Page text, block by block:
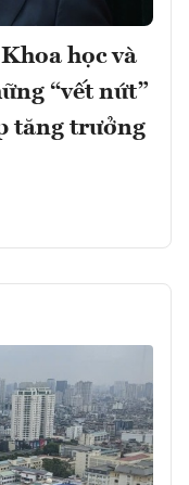
học và
“vết nứt”
tăng trưởng